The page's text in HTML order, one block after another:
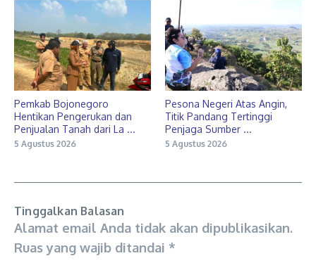
Pemkab Bojonegoro
Hentikan Pengerukan dan
Penjualan Tanah dari La ...
5 Agustus 2026
Pesona Negeri Atas Angin,
Titik Pandang Tertinggi
Penjaga Sumber ...
5 Agustus 2026
Tinggalkan Balasan
Alamat email Anda tidak akan dipublikasikan.
Ruas yang wajib ditandai *